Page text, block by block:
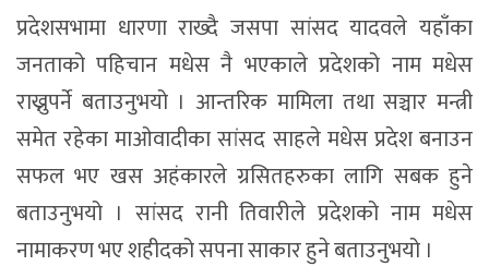
प्रदेशसभामा धारणा राख्दै जसपा सांसद यादवले यहाँका
जनताको पहिचान मधेस नै भएकाले प्रदेशको नाम मधेस
राख्नुपर्ने बताउनुभयो । आन्तरिक मामिला तथा सञ्चार मन्त्री
समेत रहेका माओवादीका सांसद साहले मधेस प्रदेश बनाउन
सफल भए खस अहंकारले ग्रसितहरुका लागि सबक हुने
बताउनुभयो । सांसद रानी तिवारीले प्रदेशको नाम मधेस
नामाकरण भए शहीदको सपना साकार हुने बताउनुभयो ।